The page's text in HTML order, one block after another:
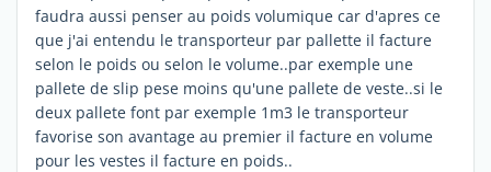
faudra aussi penser au poids volumique car d'apres ce
que j'ai entendu le transporteur par pallette il facture
selon le poids ou selon le volume..par exemple une
pallete de slip pese moins qu'une pallete de veste..si le
deux pallete font par exemple 1m3 le transporteur
favorise son avantage au premier il facture en volume
pour les vestes il facture en poids..